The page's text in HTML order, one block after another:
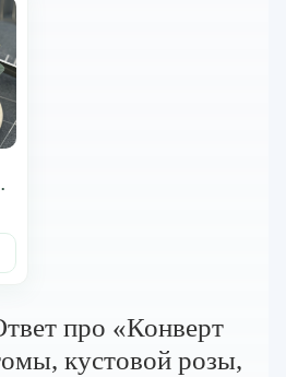
про «Конверт
кустовой розы,